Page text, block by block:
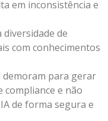
em inconsistência e
diversidade de
com conhecimentos
para gerar
compliance e não
de forma segura e